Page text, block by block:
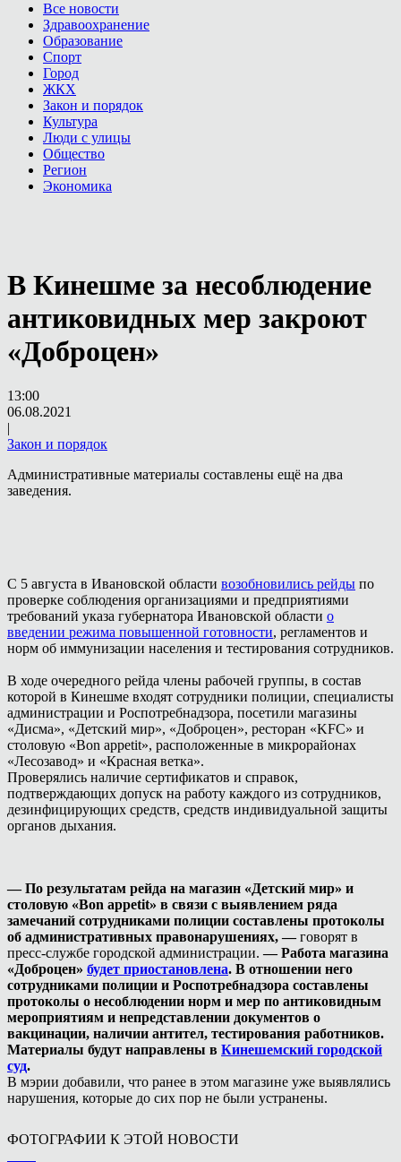
Все новости
Здравоохранение
Образование
Спорт
Город
ЖКХ
Закон и порядок
Культура
Люди с улицы
Общество
Регион
Экономика
В Кинешме за несоблюдение
антиковидных мер закроют
«Доброцен»
13:00
06.08.2021
|
Закон и порядок
Административные материалы составлены ещё на два
заведения.
С 5 августа в Ивановской области возобновились рейды по
проверке соблюдения организациями и предприятиями
требований указа губернатора Ивановской области о
введении режима повышенной готовности, регламентов и
норм об иммунизации населения и тестирования сотрудников.
В ходе очередного рейда члены рабочей группы, в состав
которой в Кинешме входят сотрудники полиции, специалисты
администрации и Роспотребнадзора, посетили магазины
«Дисма», «Детский мир», «Доброцен», ресторан «KFC» и
столовую «Bon appetit», расположенные в микрорайонах
«Лесозавод» и «Красная ветка».
Проверялись наличие сертификатов и справок,
подтверждающих допуск на работу каждого из сотрудников,
дезинфицирующих средств, средств индивидуальной защиты
органов дыхания.
— По результатам рейда на магазин «Детский мир» и
столовую «Bon appetit» в связи с выявлением ряда
замечаний сотрудниками полиции составлены протоколы
об административных правонарушениях, —говорят в
пресс-службе городской администрации.— Работа магазина
«Доброцен» будет приостановлена. В отношении него
сотрудниками полиции и Роспотребнадзора составлены
протоколы о несоблюдении норм и мер по антиковидным
мероприятиям и непредставлении документов о
вакцинации, наличии антител, тестирования работников.
Материалы будут направлены в Кинешемский городской
суд.
В мэрии добавили, что ранее в этом магазине уже выявлялись
нарушения, которые до сих пор не были устранены.
ФОТОГРАФИИ К ЭТОЙ НОВОСТИ